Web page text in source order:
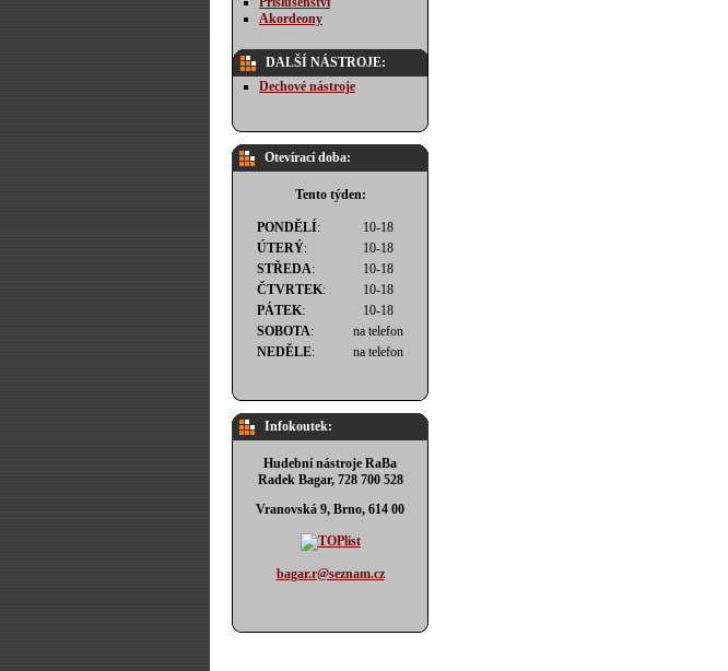
Akordeony
DALŠÍ NÁSTROJE:
Dechové nástroje
Otevírací doba:
Tento týden:
PONDĚLÍ:
10-18
ÚTERÝ:
10-18
STŘEDA:
10-18
ČTVRTEK:
10-18
PÁTEK:
10-18
SOBOTA:
na telefon
NEDĚLE: na telefon
Infokoutek:
Hudební nástroje RaBa
Radek Bagar, 728 700 528
Vranovská 9, Brno, 614 00
bagar.r@seznam.cz